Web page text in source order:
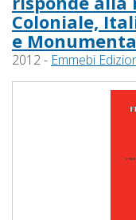
Coloniale,
e
2012 - Emmebi